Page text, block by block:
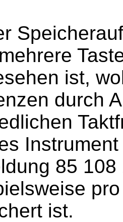
ist,
durch
85
ist.